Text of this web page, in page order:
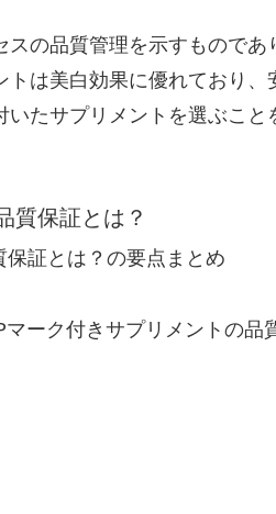
の品質管理を示すもので
は美白効果に優れており
たサプリメントを選ぶこと
質保証とは？